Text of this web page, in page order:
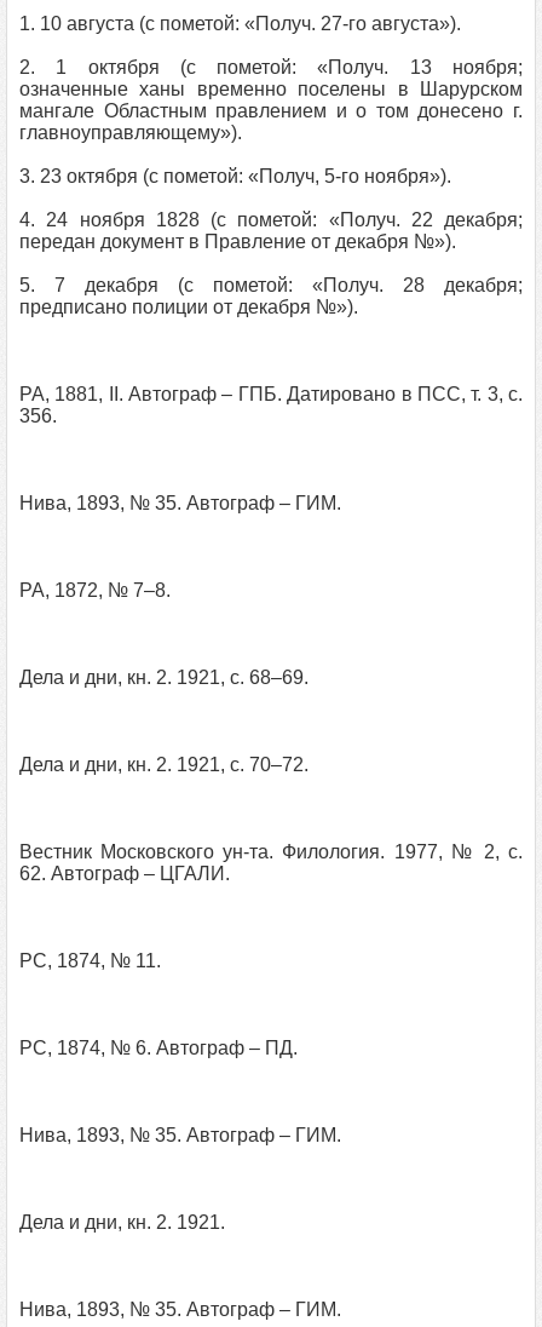
1. 10 августа (с пометой: «Получ. 27-го августа»).
2. 1 октября (с пометой: «Получ. 13 ноября;
означенные ханы временно поселены в Шарурском
мангале Областным правлением и о том донесено г.
главноуправляющему»).
3. 23 октября (с пометой: «Получ, 5-го ноября»).
4. 24 ноября 1828 (с пометой: «Получ. 22 декабря;
передан документ в Правление от декабря №»).
5. 7 декабря (с пометой: «Получ. 28 декабря;
предписано полиции от декабря №»).
РА, 1881, II. Автограф – ГПБ. Датировано в ПСС, т. 3, с.
356.
Нива, 1893, № 35. Автограф – ГИМ.
РА, 1872, № 7–8.
Дела и дни, кн. 2. 1921, с. 68–69.
Дела и дни, кн. 2. 1921, с. 70–72.
Вестник Московского ун-та. Филология. 1977, № 2, с.
62. Автограф – ЦГАЛИ.
РС, 1874, № 11.
РС, 1874, № 6. Автограф – ПД.
Нива, 1893, № 35. Автограф – ГИМ.
Дела и дни, кн. 2. 1921.
Нива, 1893, № 35. Автограф – ГИМ.